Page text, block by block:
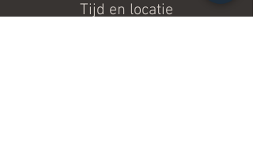
Tijd en locatie